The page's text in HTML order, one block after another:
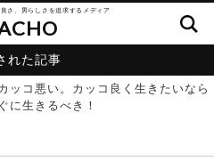
さ、男らしさを追求するメディア
れた記事
ッコ悪い。カッコ良く生きたいなら
に生きるべき！